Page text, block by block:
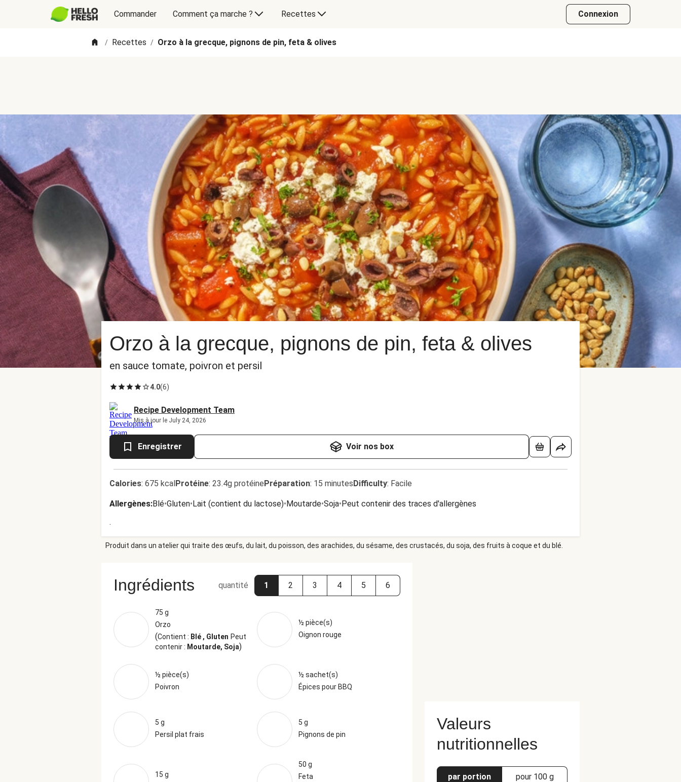
Commander Comment ça marche ? Recettes Connexion
/ Recettes / Orzo à la grecque, pignons de pin, feta & olives
Orzo à la grecque, pignons de pin, feta & olives
en sauce tomate, poivron et persil
4.0(6)
Recipe Development Team
Mis à jour le July 24, 2026
Enregistrer Voir nos box
Calories: 675 kcalProtéine: 23.4g protéinePréparation: 15 minutesDifficulty: Facile
Allergènes:Blé•Gluten•Lait (contient du lactose)•Moutarde•Soja•Peut contenir des traces d'allergènes
.
Produit dans un atelier qui traite des œufs, du lait, du poisson, des arachides, du sésame, des crustacés, du soja, des fruits à coque et du blé.
Ingrédients quantité 1 2 3 4 5 6
75 g
Orzo
(Contient : Blé , Gluten Peut
contenir : Moutarde, Soja)
½ pièce(s)
Oignon rouge
½ pièce(s)
Poivron
½ sachet(s)
Épices pour BBQ
5 g
Persil plat frais
5 g
Pignons de pin
15 g
50 g
Feta
Valeurs
nutritionnelles
par portion pour 100 g